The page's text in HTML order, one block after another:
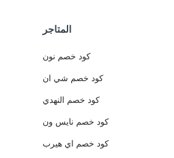
المتاجر
كود خصم نون
كود خصم شي ان
كود خصم النهدي
كود خصم نايس ون
كود خصم اي هيرب